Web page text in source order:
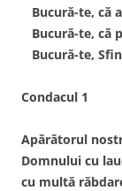
Bucură-te, că
Bucură-te, că
Bucură-te,
Condacul 1
Apărătorul
Domnului cu
cu multă